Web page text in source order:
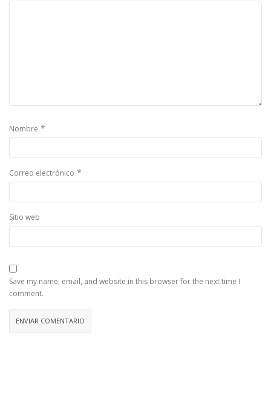
Nombre *
Correo electrónico *
Sitio web
Save my name, email, and website in this browser for the next time I
comment.